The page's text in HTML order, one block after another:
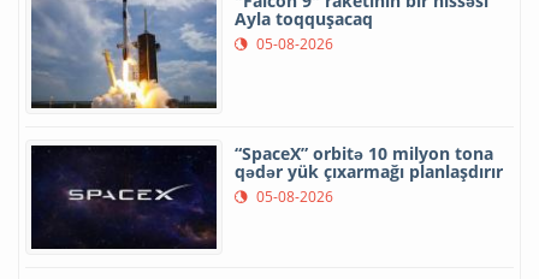
Ayla toqquşacaq
05-08-2026
“SpaceX” orbitə 10 milyon tona
qədər yük çıxarmağı planlaşdırır
05-08-2026